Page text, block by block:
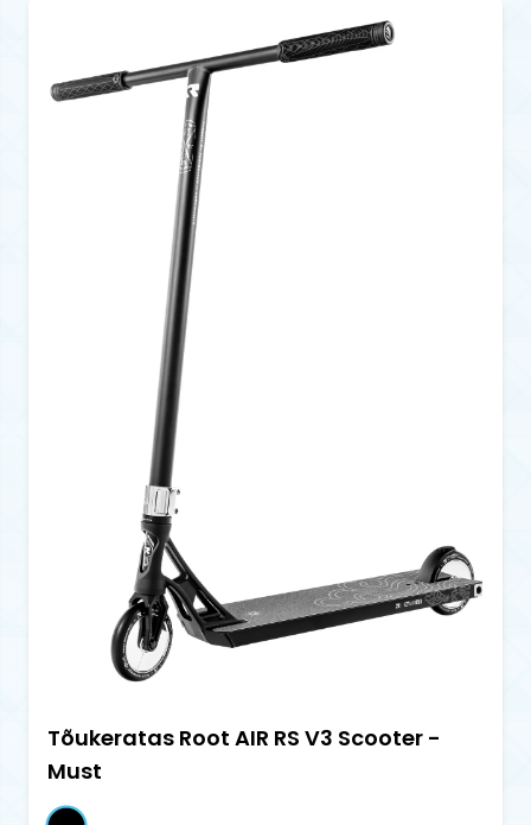
Tõukeratas Root AIR RS V3 Scooter -
Must